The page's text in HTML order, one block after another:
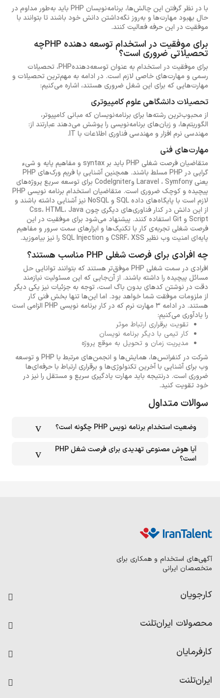
با در نظر گرفتن این چالش‌ها، برنامه‌نویسان PHP باید به‌طور مداوم در
حال بهبود مهارت‌ها و به‌روز نگه‌داشتن دانش خود باشند تا بتوانند با
موفقیت در این حرفه فعالیت کنند.
برای موفقیت در استخدام توسعه دهنده PHPچه
تحصیلاتی ضروری است؟
برای موفقیت در استخدام به عنوان توسعه‌دهندهPHP، تحصیلات
رسمی و مهارت‌های خاصی لازم است. در ادامه به مهم‌ترین تحصیلات و
مهارت‌هایی که برای این شغل ضروری هستند، اشاره می‌کنیم:
تحصیلات دانشگاهی علوم کامپیوتری
از محبوب‌ترین رشته‌ها برای برنامه‌نویسان که مبانی کامپیوتر،
الگوریتم‌ها، و زبان‌های برنامه‌نویسی را پوشش می‌دهند عبارتند از:
مهندسی نرم افزار و مهندسی فناوری اطلاعات با IT.
مهارت‌های فنی
متقاضیان فرصت شغلی PHP باید بر syntax و مفاهیم پایه و شیء
گرایی در PHP مسلط باشند. همچنین آشنایی با فریم ورک‌های PHP
یعنی Laravel ، Symfony وCodelgniter برای توسعه سریع پروژه‌های
پیچیده و کوچک ضروری است. متقاضیان استخدام برنامه نویسی PHP
لازم است با پایگاه‌های داده SQL و NoSQL نیز آشنایی داشته باشند و
از این دانش در کنار فناوری‌های دیگری چون Css، HTML، Java
Script و Git استفاده کنند. پیشنهاد می‌شود برای موفقیت در این
فرصت شغلی تجربه‌ی کار با تکنیک‌ها و ابزارهای سمت سرور و مفاهیم
پایه‌ای امنیت وب نظیر CSRF، XSS و SQL Injection را نیز بیاموزید.
چه افرادی برای فرصت شغلی PHP مناسب هستند؟
افرادی در سمت شغلی PHP موفق‌تر هستند که بتوانند توانایی حل
مسائل پیچیده را داشته باشند. از آن‌جایی که این مسئولیت نیازمند
دقت در نوشتن کدهای بدون باگ است، توجه به جزئیات نیز یکی دیگر
از ملزومات موفقت شما خواهد بود. اما این‌ها تنها بخش فنی کار
هستند. در ادامه 3 مهارت نرم که در کار برنامه نویسی PHP الزامی است
را یادآوری می‌کنیم:
تقویت برقراری ارتباط موثر
کار تیمی با دیگر برنامه نویسان
مدیریت زمان و تحویل به موقع پروژه
شرکت در کنفرانس‌ها، همایش‌ها و انجمن‌های مرتبط با PHP و توسعه
وب برای آشنایی با آخرین تکنولوژی‌ها و برقراری ارتباط با حرفه‌ای‌ها
ضروری است. درنتیجه باید مهارت یادگیری سریع و مستقل را نیز در
خود تقویت کنید.
سوالات متداول
وضعیت استخدام برنامه نویس PHP چگونه است؟
آیا هوش مصنوعی تهدیدی برای فرصت شغل PHP
است؟
آگهی‌های استخدام و همکاری برای
متخصصان ایرانی
کارجویان
رزومه ساز
امتیاز شرکت‌ها
محصولات ایران‌تلنت
کاردیکس
کارفرمایان
ایران‌تلنت